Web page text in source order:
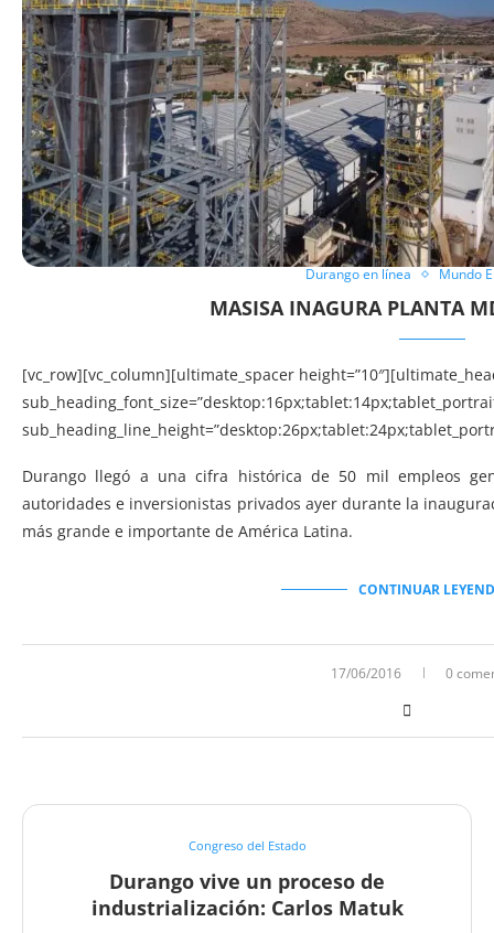
Durango en línea Mundo
MASISA INAGURA PLANTA
[vc_row][vc_column][ultimate_spacer
Durango llegó a una cifra histórica de 50 mil empleos
autoridades e inversionistas privados ayer durante la
más grande e importante de América Latina.
CONTINUAR
17/06/2016 0
Congreso del Estado
Durango vive un proceso de
industrialización: Carlos Matuk